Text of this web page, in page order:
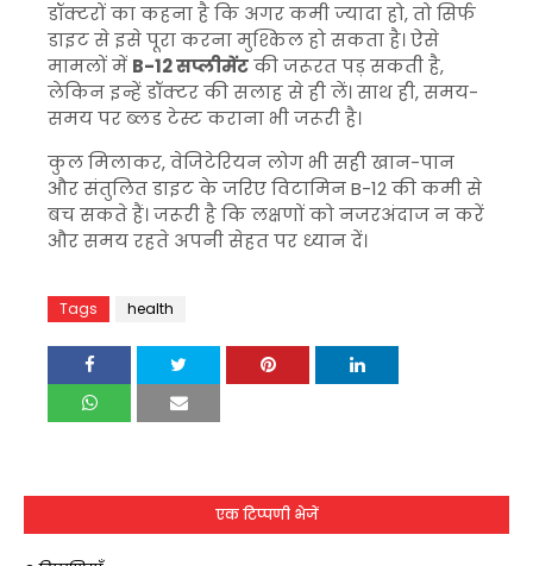
डॉक्टरों का कहना है कि अगर कमी ज्यादा हो, तो सिर्फ
डाइट से इसे पूरा करना मुश्किल हो सकता है। ऐसे
मामलों में B-12 सप्लीमेंटकी जरूरत पड़ सकती है,
लेकिन इन्हें डॉक्टर की सलाह से ही लें। साथ ही, समय-
समय पर ब्लड टेस्ट कराना भी जरूरी है।
कुल मिलाकर, वेजिटेरियन लोग भी सही खान-पान
और संतुलित डाइट के जरिए विटामिन B-12 की कमी से
बच सकते हैं। जरूरी है कि लक्षणों को नजरअंदाज न करें
और समय रहते अपनी सेहत पर ध्यान दें।
Tags health
एक टिप्पणी भेजें